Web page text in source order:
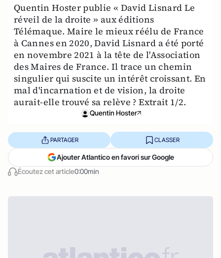
Quentin Hoster publie « David Lisnard Le
réveil de la droite » aux éditions
Télémaque. Maire le mieux réélu de France
à Cannes en 2020, David Lisnard a été porté
en novembre 2021 à la tête de l'Association
des Maires de France. Il trace un chemin
singulier qui suscite un intérêt croissant. En
mal d'incarnation et de vision, la droite
aurait-elle trouvé sa relève ? Extrait 1/2.
Quentin Hoster
Écoutez cet article0:00min
PARTAGER CLASSER
Ajouter Atlantico en favori sur Google